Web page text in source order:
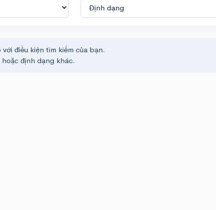
điều kiện tìm kiếm của bạn.
định dạng khác.